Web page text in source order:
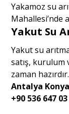
Yakamoz su
Mahallesi’nde
Yakut Su
Yakut su
satış, kurulum
zaman hazırdır.
Antalya
+90 536 647